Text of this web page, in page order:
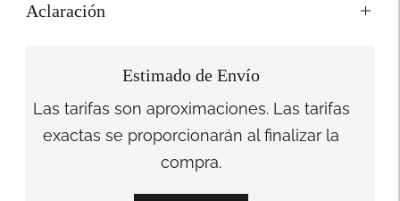
Aclaración
Estimado de Envío
Las tarifas son aproximaciones. Las tarifas
exactas se proporcionarán al finalizar la
compra.